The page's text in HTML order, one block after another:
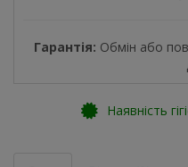
Гарантія: Обмін або
Наявність